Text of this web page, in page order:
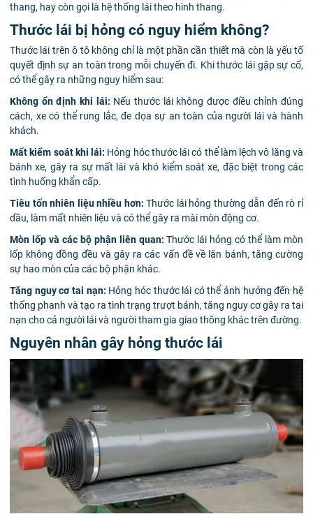
thang, hay còn gọi là hệ thống lái theo hình thang.
Thước lái bị hỏng có nguy hiểm không?
Thước lái trên ô tô không chỉ là một phần cần thiết mà còn là yếu tố
quyết định sự an toàn trong mỗi chuyến đi. Khi thước lái gặp sự cố,
có thể gây ra những nguy hiểm sau:
Không ổn định khi lái: Nếu thước lái không được điều chỉnh đúng
cách, xe có thể rung lắc, đe dọa sự an toàn của người lái và hành
khách.
Mất kiểm soát khi lái: Hỏng hóc thước lái có thể làm lệch vô lăng và
bánh xe, gây ra sự mất lái và khó kiểm soát xe, đặc biệt trong các
tình huống khẩn cấp.
Tiêu tốn nhiên liệu nhiều hơn: Thước lái hỏng thường dẫn đến rò rỉ
dầu, làm mất nhiên liệu và có thể gây ra mài mòn động cơ.
Mòn lốp và các bộ phận liên quan: Thước lái hỏng có thể làm mòn
lốp không đồng đều và gây ra các vấn đề về lăn bánh, tăng cường
sự hao mòn của các bộ phận khác.
Tăng nguy cơ tai nạn: Hỏng hóc thước lái có thể ảnh hưởng đến hệ
thống phanh và tạo ra tình trạng trượt bánh, tăng nguy cơ gây ra tai
nạn cho cả người lái và người tham gia giao thông khác trên đường.
Nguyên nhân gây hỏng thước lái